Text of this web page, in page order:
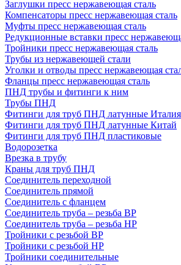
Заглушки пресс нержавеющая сталь
Компенсаторы пресс нержавеющая сталь
Муфты пресс нержавеющая сталь
Редукционные вставки пресс
Тройники пресс нержавеющая сталь
Трубы из нержавеющей стали
Уголки и отводы пресс нержавеющая
Фланцы пресс нержавеющая сталь
ПНД трубы и фитинги к ним
Трубы ПНД
Фитинги для труб ПНД латунные Италия
Фитинги для труб ПНД латунные Китай
Фитинги для труб ПНД пластиковые
Водорозетка
Врезка в трубу
Краны для труб ПНД
Соединитель переходной
Соединитель прямой
Соединитель с фланцем
Соединитель труба – резьба ВР
Соединитель труба – резьба НР
Тройники с резьбой ВР
Тройники с резьбой НР
Тройники соединительные